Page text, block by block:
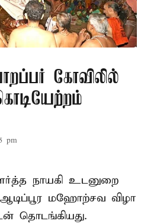
கோவிலில்
pm
நாயகி உடனுறை
மஹோற்சவ விழா
தொடங்கியது.